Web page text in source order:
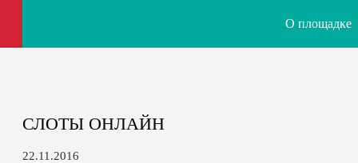
О площадке
СЛОТЫ ОНЛАЙН
22.11.2016